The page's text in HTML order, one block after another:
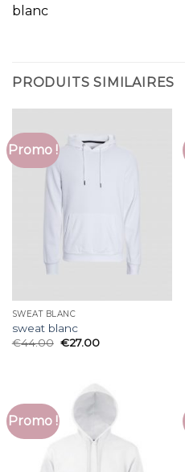
blanc
PRODUITS SIMILAIRES
Promo !
SWEAT BLANC
sweat blanc
€44.00 €27.00
Promo !